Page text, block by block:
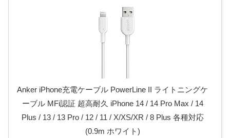
Anker iPhone充電ケーブル PowerLine II ライトニングケ
ーブル MFi認証 超高耐久 iPhone 14 / 14 Pro Max / 14
Plus / 13 / 13 Pro / 12 / 11 / X/XS/XR / 8 Plus 各種対応
(0.9m ホワイト)